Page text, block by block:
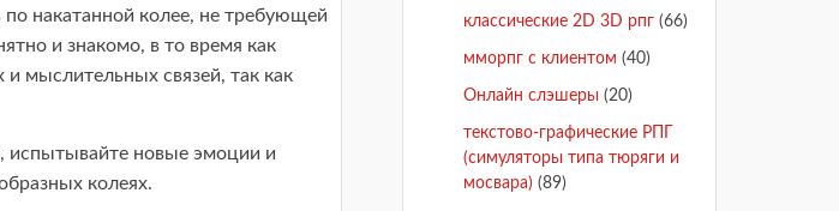
накатанной колее, не требующей
и знакомо, в то время как
и мыслительных связей, так как
испытывайте новые эмоции и
колеях.
классические 2D 3D рпг(66)
мморпг с клиентом (40)
Онлайн слэшеры(20)
текстово-графические РПГ
(симуляторы типа тюряги и
мосвара) (89)